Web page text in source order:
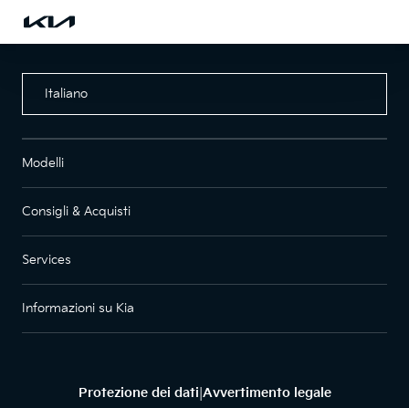
Italiano
Modelli
Consigli & Acquisti
Services
Informazioni su Kia
Protezione dei dati Avvertimento legale